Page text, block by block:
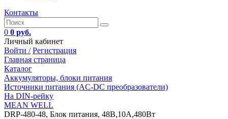
Контакты
0 0 руб.
Личный кабинет
Войти / Регистрация
Главная страница
Каталог
Аккумуляторы, блоки питания
Источники питания (AC-DC преобразователи)
На DIN-рейку
MEAN WELL
DRP-480-48, Блок питания, 48В,10А,480Вт